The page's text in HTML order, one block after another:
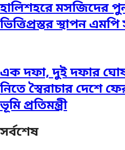
হালিশহরে মসজিদের
ভিত্তিপ্রস্তর স্থাপন
এক দফা, দুই দফার
নিতে স্বৈরাচার দেশে
ভূমি প্রতিমন্ত্রী
সর্বশেষ